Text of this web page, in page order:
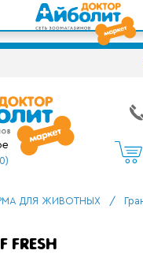
0)
ДЛЯ ЖИВОТНЫХ /
FRESH